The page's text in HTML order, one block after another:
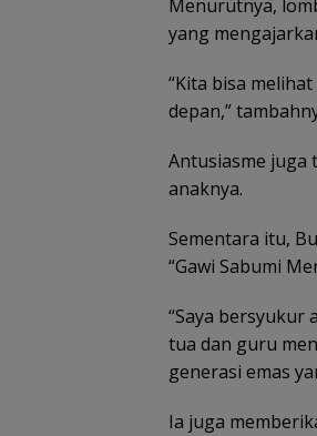
Menurutnya,
yang
“Kita bisa
depan,”
Antusiasme juga
anaknya.
Sementara itu,
“Gawi Sabumi
“Saya bersyukur
tua dan guru
generasi emas
Ia juga